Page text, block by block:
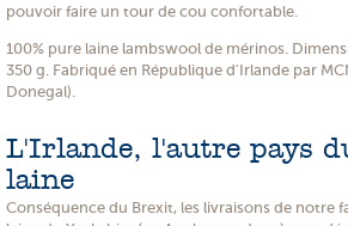
pouvoir faire un tour de cou confortable.
100% pure laine lambswool de mérinos.
350 g. Fabriqué en République d'Irlande par
Donegal).
L'Irlande, l'autre pays
laine
Conséquence du Brexit, les livraisons de notre